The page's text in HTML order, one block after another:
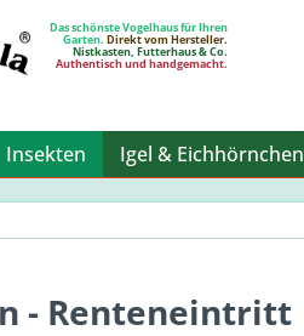
Das schönste Vogelhaus für Ihren
Garten. Direkt vom Hersteller.
Nistkasten, Futterhaus & Co.
Authentisch und handgemacht.
Insekten Igel & Eichhörnchen
- Renteneintritt